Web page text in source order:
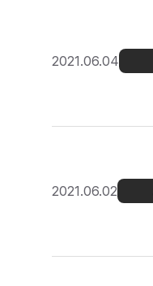
2021.06.04
2021.06.02